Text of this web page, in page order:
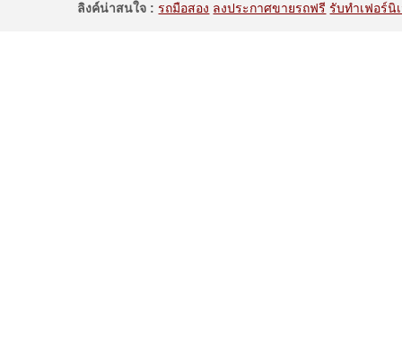
ลิงค์น่าสนใจ :รถมือสอง ลงประกาศขายรถฟรี รับทำเฟอร์นิ